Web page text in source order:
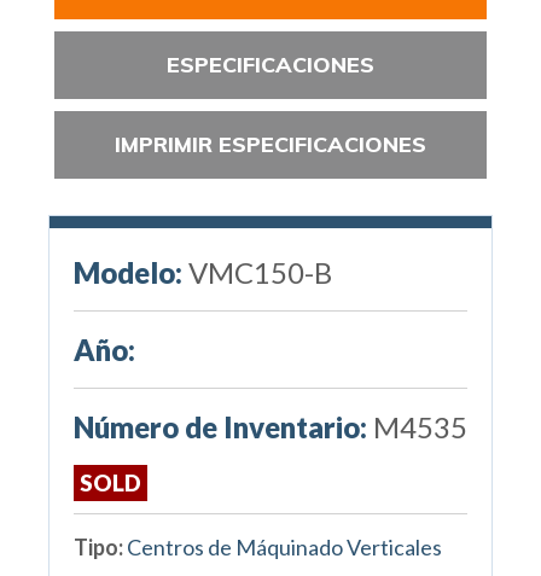
ESPECIFICACIONES
IMPRIMIR ESPECIFICACIONES
Modelo: VMC150-B
Año:
Número de Inventario: M4535
SOLD
Tipo:Centros de Máquinado Verticales